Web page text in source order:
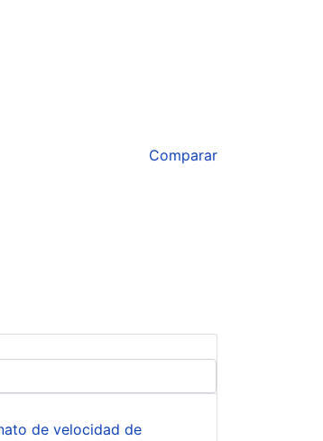
Comparar
de velocidad de